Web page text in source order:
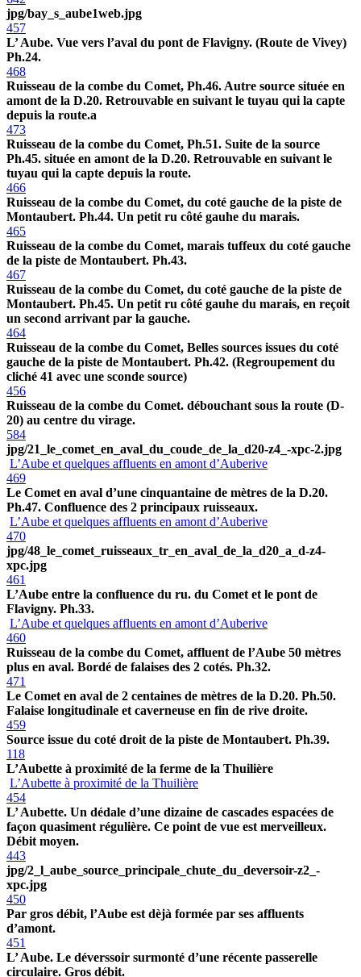
jpg/bay_s_aube1web.jpg
457
L’ Aube. Vue vers l’aval du pont de Flavigny. (Route de Vivey)
Ph.24.
468
Ruisseau de la combe du Comet, Ph.46. Autre source située en
amont de la D.20. Retrouvable en suivant le tuyau qui la capte
depuis la route.a
473
Ruisseau de la combe du Comet, Ph.51. Suite de la source
Ph.45. située en amont de la D.20. Retrouvable en suivant le
tuyau qui la capte depuis la route.
466
Ruisseau de la combe du Comet, du coté gauche de la piste de
Montaubert. Ph.44. Un petit ru côté gauhe du marais.
465
Ruisseau de la combe du Comet, marais tuffeux du coté gauche
de la piste de Montaubert. Ph.43.
467
Ruisseau de la combe du Comet, du coté gauche de la piste de
Montaubert. Ph.45. Un petit ru côté gauhe du marais, en reçoit
un second arrivant par la gauche.
464
Ruisseau de la combe du Comet, Belles sources issues du coté
gauche de la piste de Montaubert. Ph.42. (Regroupement du
cliché 41 avec une sconde source)
456
Ruisseau de la combe du Comet. débouchant sous la route (D-
20) au centre du virage.
584
jpg/21_le_comet_en_aval_du_coude_de_la_d20-z4_-xpc-2.jpg
L’Aube et quelques affluents en amont d’Auberive
469
Le Comet en aval d’une cinquantaine de mètres de la D.20.
Ph.47. Confluence des 2 principaux ruisseaux.
L’Aube et quelques affluents en amont d’Auberive
470
jpg/48_le_comet_ruisseaux_tr_en_aval_de_la_d20_a_d-z4-
xpc.jpg
461
L’Aube entre la confluence du ru. du Comet et le pont de
Flavigny. Ph.33.
L’Aube et quelques affluents en amont d’Auberive
460
Ruisseau de la combe du Comet, affluent de l’Aube 50 mètres
plus en aval. Bordé de falaises des 2 cotés. Ph.32.
471
Le Comet en aval de 2 centaines de mètres de la D.20. Ph.50.
Falaise longitudinale et caverneuse en fin de rive droite.
459
Source issue du coté droit de la piste de Montaubert. Ph.39.
118
L’Aubette à proximité de la ferme de la Thuilière
L’Aubette à proximité de la Thuilière
454
L’ Aubette. Un dédale d’une dizaine de cascades espacées de
façon quasiment régulière. Ce point de vue est merveilleux.
Débit moyen.
443
jpg/2_l_aube_source_principale_chute_du_deversoir-z2_-
xpc.jpg
450
Par gros débit, l’Aube est dèjà formée par ses affluents
d’amont.
451
L’ Aube. Le déverssoir surmonté d’une récente passerelle
circulaire. Gros débit.